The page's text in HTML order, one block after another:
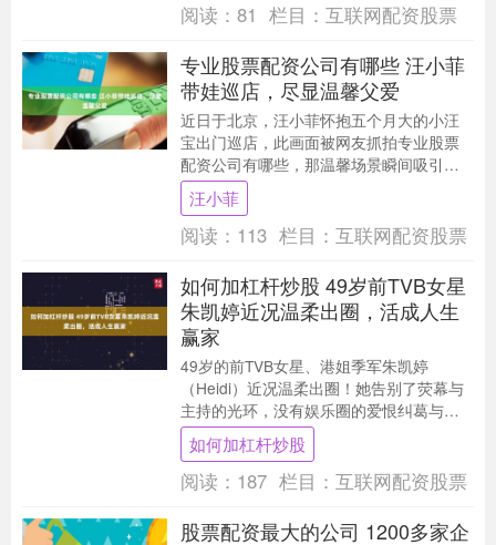
阅读： 81 栏目： 互联网配资股票
专业股票配资公司有哪些 汪小菲
带娃巡店，尽显温馨父爱
近日于北京，汪小菲怀抱五个月大的小汪
宝出门巡店，此画面被网友抓拍专业股票
配资公司有哪些，那温馨场景瞬间吸引众
人目光，满满的父爱扑面而来。 **一边打
理门店事务，....
汪小菲
阅读： 113 栏目： 互联网配资股票
如何加杠杆炒股 49岁前TVB女星
朱凯婷近况温柔出圈，活成人生
赢家
49岁的前TVB女星、港姐季军朱凯婷
（Heidi）近况温柔出圈！她告别了荧幕与
主持的光环，没有娱乐圈的爱恨纠葛与婚
变风波如何加杠杆炒股，一生情归一人。
她相恋五年....
如何加杠杆炒股
阅读： 187 栏目： 互联网配资股票
股票配资最大的公司 1200多家企